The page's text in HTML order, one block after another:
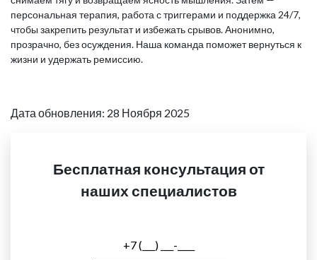
персональная терапия, работа с триггерами и поддержка 24/7,
чтобы закрепить результат и избежать срывов. Анонимно,
прозрачно, без осуждения. Наша команда поможет вернуться к
жизни и удержать ремиссию.
Дата обновления: 28 Ноября 2025
Бесплатная консультация от
наших специалистов